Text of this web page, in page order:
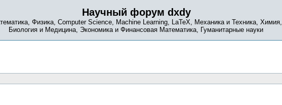
Научный форум dxdy
Физика, Computer Science, Machine Learning, LaTeX, Механика и Техника, Химия,
Биология и Медицина, Экономика и Финансовая Математика, Гуманитарные науки